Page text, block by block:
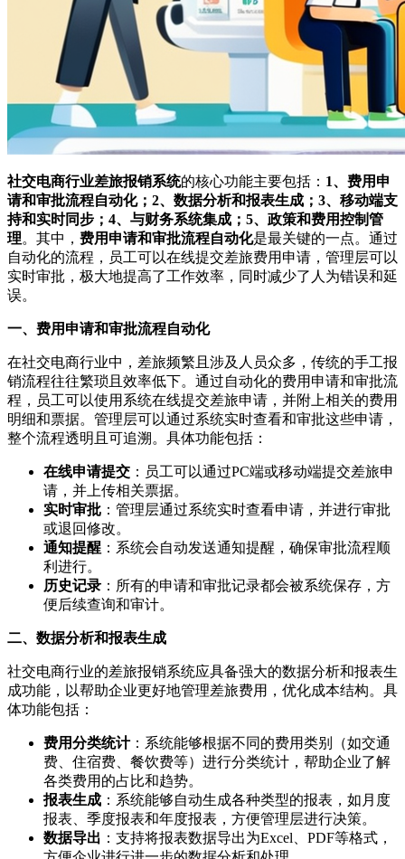
社交电商行业差旅报销系统的核心功能主要包括： 1、费用申
请和审批流程自动化；2、数据分析和报表生成；3、移动端支
持和实时同步；4、与财务系统集成；5、政策和费用控制管
理。其中， 费用申请和审批流程自动化是最关键的一点。通过
自动化的流程，员工可以在线提交差旅费用申请，管理层可以
实时审批，极大地提高了工作效率，同时减少了人为错误和延
误。
一、费用申请和审批流程自动化
在社交电商行业中，差旅频繁且涉及人员众多，传统的手工报
销流程往往繁琐且效率低下。通过自动化的费用申请和审批流
程，员工可以使用系统在线提交差旅申请，并附上相关的费用
明细和票据。管理层可以通过系统实时查看和审批这些申请，
整个流程透明且可追溯。具体功能包括：
在线申请提交 ：员工可以通过PC端或移动端提交差旅申
请，并上传相关票据。
实时审批 ：管理层通过系统实时查看申请，并进行审批
或退回修改。
通知提醒 ：系统会自动发送通知提醒，确保审批流程顺
利进行。
历史记录 ：所有的申请和审批记录都会被系统保存，方
便后续查询和审计。
二、数据分析和报表生成
社交电商行业的差旅报销系统应具备强大的数据分析和报表生
成功能，以帮助企业更好地管理差旅费用，优化成本结构。具
体功能包括：
费用分类统计：系统能够根据不同的费用类别（如交通
费、住宿费、餐饮费等）进行分类统计，帮助企业了解
各类费用的占比和趋势。
报表生成 ：系统能够自动生成各种类型的报表，如月度
报表、季度报表和年度报表，方便管理层进行决策。
数据导出 ：支持将报表数据导出为Excel、PDF等格式，